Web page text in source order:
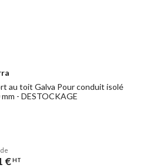
au toit Galva Pour conduit isolé
- DESTOCKAGE
€HT